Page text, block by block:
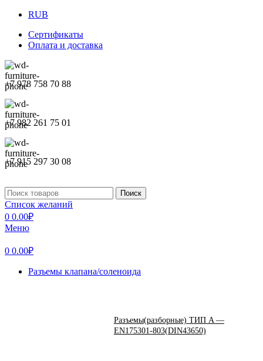
RUB
Сертификаты
Оплата и доставка
+7 978 758 70 88
+7 982 261 75 01
+7 915 297 30 08
Поиск
Список желаний
0 0.00₽
Меню
0 0.00₽
Разъемы клапана/соленоида
Разъемы(разборные) ТИП A —
EN175301-803(DIN43650)